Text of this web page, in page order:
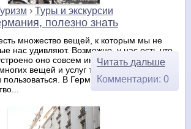
› Туры и экскурсии
полезно знать
множество вещей, к которым мы не
нас удивляют. Возможно, у нас есть что-
оно совсем иначе. Как часто мы
вещей и услуг только из-за того, что
В Германии существует
Читать дальше
Комментарии: 0